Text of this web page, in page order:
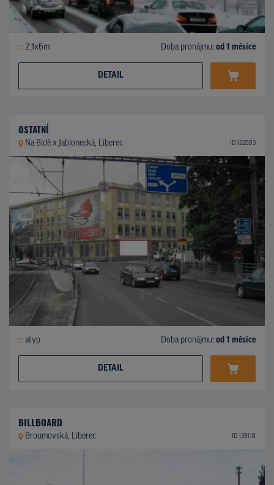
2,1x6m Doba pronájmu: od 1 měsíce
DETAIL
OSTATNÍ
Na Bídě x Jablonecká, Liberec ID 122083
atyp Doba pronájmu: od 1 měsíce
DETAIL
BILLBOARD
Broumovská, Liberec ID 139118